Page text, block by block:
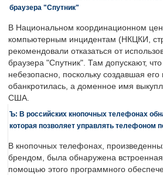
браузера "Спутник"
В Национальном координационном
компьютерным инцидентам (НКЦКИ,
рекомендовали отказаться от
браузера "Спутник". Там допускают,
небезопасно, поскольку создавшая его
обанкротилась, а доменное имя
США.
Ъ: В российских кнопочных телефонах
которая позволяет управлять телефоном
В кнопочных телефонах,
брендом, была обнаружена
помощью этого программного